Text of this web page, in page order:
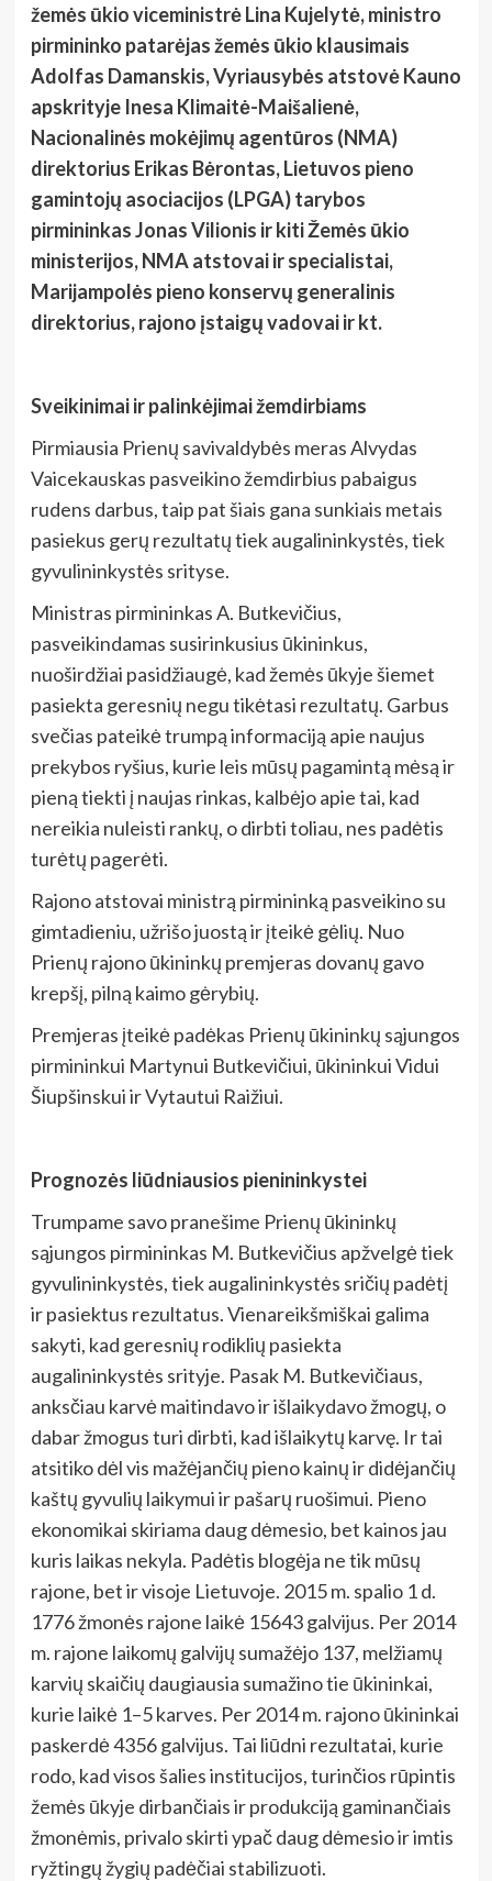
žemės ūkio viceministrė Lina Kujelytė, ministro
pirmininko patarėjas žemės ūkio klausimais
Adolfas Damanskis, Vyriausybės atstovė Kauno
apskrityje Inesa Klimaitė-Maišalienė,
Nacionalinės mokėjimų agentūros (NMA)
direktorius Erikas Bėrontas, Lietuvos pieno
gamintojų asociacijos (LPGA) tarybos
pirmininkas Jonas Vilionis ir kiti Žemės ūkio
ministerijos, NMA atstovai ir specialistai,
Marijampolės pieno konservų generalinis
direktorius, rajono įstaigų vadovai ir kt.
Sveikinimai ir palinkėjimai žemdirbiams
Pirmiausia Prienų savivaldybės meras Alvydas
Vaicekauskas pasveikino žemdirbius pabaigus
rudens darbus, taip pat šiais gana sunkiais metais
pasiekus gerų rezultatų tiek augalininkystės, tiek
gyvulininkystės srityse.
Ministras pirmininkas A. Butkevičius,
pasveikindamas susirinkusius ūkininkus,
nuoširdžiai pasidžiaugė, kad žemės ūkyje šiemet
pasiekta geresnių negu tikėtasi rezultatų. Garbus
svečias pateikė trumpą informaciją apie naujus
prekybos ryšius, kurie leis mūsų pagamintą mėsą ir
pieną tiekti į naujas rinkas, kalbėjo apie tai, kad
nereikia nuleisti rankų, o dirbti toliau, nes padėtis
turėtų pagerėti.
Rajono atstovai ministrą pirmininką pasveikino su
gimtadieniu, užrišo juostą ir įteikė gėlių. Nuo
Prienų rajono ūkininkų premjeras dovanų gavo
krepšį, pilną kaimo gėrybių.
Premjeras įteikė padėkas Prienų ūkininkų sąjungos
pirmininkui Martynui Butkevičiui, ūkininkui Vidui
Šiupšinskui ir Vytautui Raižiui.
Prognozės liūdniausios pienininkystei
Trumpame savo pranešime Prienų ūkininkų
sąjungos pirmininkas M. Butkevičius apžvelgė tiek
gyvulininkystės, tiek augalininkystės sričių padėtį
ir pasiektus rezultatus. Vienareikšmiškai galima
sakyti, kad geresnių rodiklių pasiekta
augalininkystės srityje. Pasak M. Butkevičiaus,
anksčiau karvė maitindavo ir išlaikydavo žmogų, o
dabar žmogus turi dirbti, kad išlaikytų karvę. Ir tai
atsitiko dėl vis mažėjančių pieno kainų ir didėjančių
kaštų gyvulių laikymui ir pašarų ruošimui. Pieno
ekonomikai skiriama daug dėmesio, bet kainos jau
kuris laikas nekyla. Padėtis blogėja ne tik mūsų
rajone, bet ir visoje Lietuvoje. 2015 m. spalio 1 d.
1776 žmonės rajone laikė 15643 galvijus. Per 2014
m. rajone laikomų galvijų sumažėjo 137, melžiamų
karvių skaičių daugiausia sumažino tie ūkininkai,
kurie laikė 1–5 karves. Per 2014 m. rajono ūkininkai
paskerdė 4356 galvijus. Tai liūdni rezultatai, kurie
rodo, kad visos šalies institucijos, turinčios rūpintis
žemės ūkyje dirbančiais ir produkciją gaminančiais
žmonėmis, privalo skirti ypač daug dėmesio ir imtis
ryžtingų žygių padėčiai stabilizuoti.